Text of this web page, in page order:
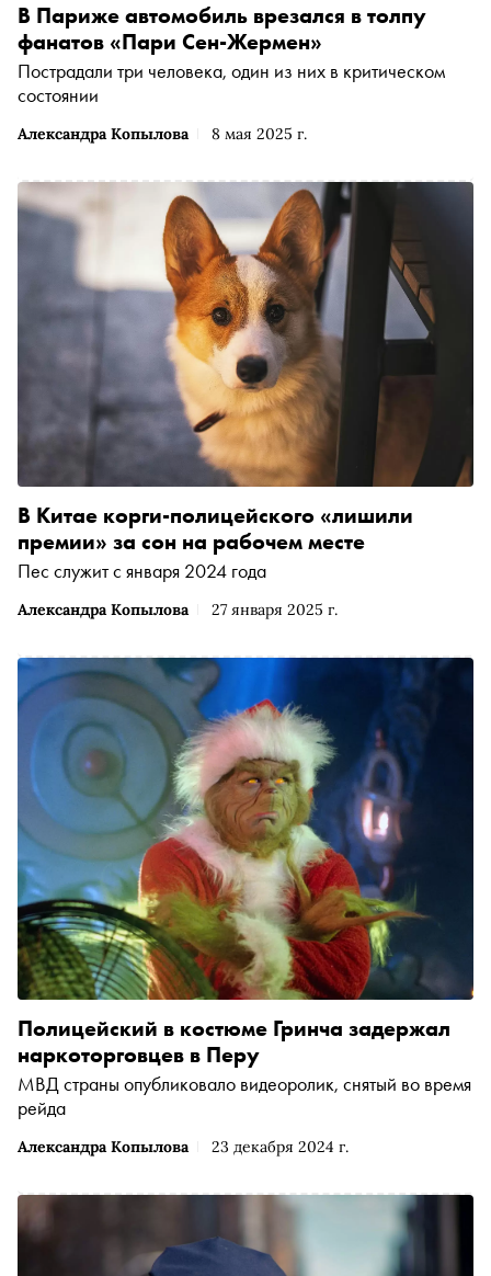
Александра Копылова 8 мая 2025 г.
В Париже автомобиль врезался в толпу
фанатов «Пари Сен-Жермен»
Пострадали три человека, один из них в критическом
состоянии
Александра Копылова 27 января 2025 г.
В Китае корги-полицейского «лишили
премии» за сон на рабочем месте
Пес служит с января 2024 года
Александра Копылова 23 декабря 2024 г.
Полицейский в костюме Гринча задержал
наркоторговцев в Перу
МВД страны опубликовало видеоролик, снятый во время
рейда